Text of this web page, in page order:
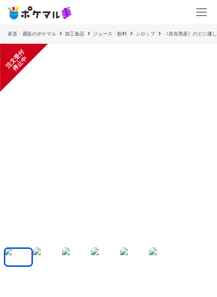
産直・通販のポケマル 加工食品 ジュース・飲料 シロップ 《奈良県産》のどに優
注
文
受
付
停
止
中